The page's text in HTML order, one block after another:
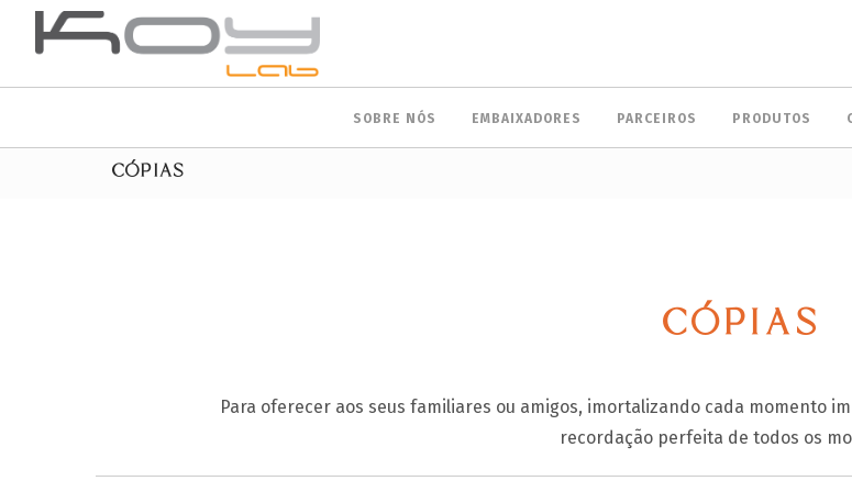
SOBRE NÓS EMBAIXADORES PARCEIROS PRODUTOS
CÓPIAS
CÓPIAS
Para oferecer aos seus familiares ou amigos, imortalizando cada momento
recordação perfeita de todos os